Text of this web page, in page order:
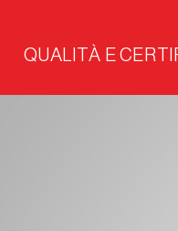
QUALITÀ E